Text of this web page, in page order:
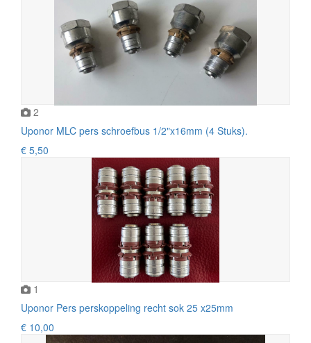
2
Uponor MLC pers schroefbus 1/2"x16mm (4 Stuks).
€ 5,50
1
Uponor Pers perskoppeling recht sok 25 x25mm
€ 10,00